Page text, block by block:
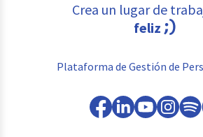
Crea un lugar de
feliz
Plataforma de Gestión de